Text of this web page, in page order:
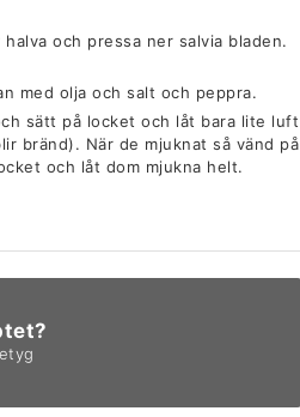
och pressa ner salvia bladen.
med olja och salt och peppra.
sätt på locket och låt bara lite luft
bränd). När de mjuknat så vänd på
och låt dom mjukna helt.